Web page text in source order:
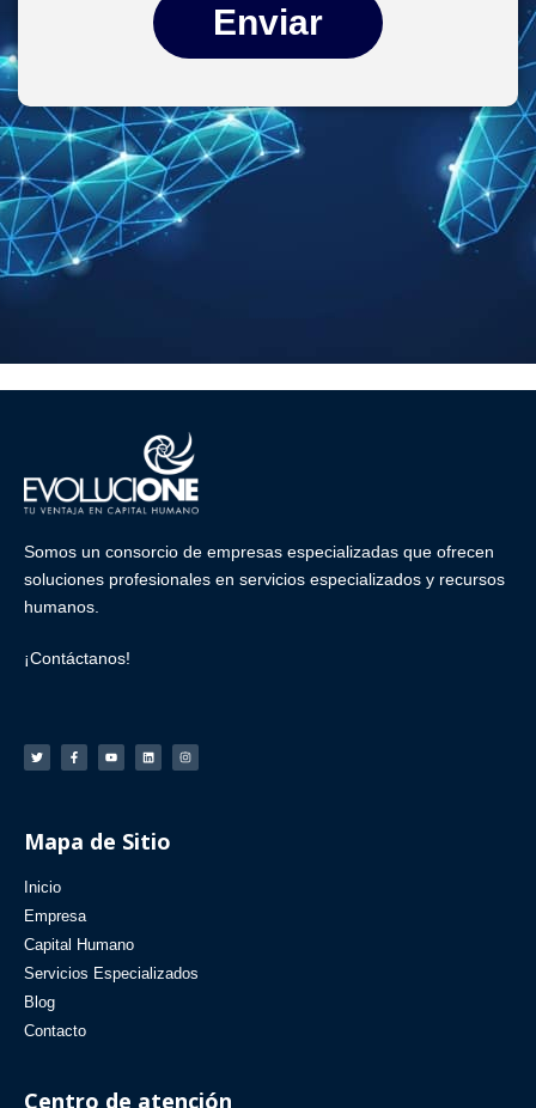
Enviar
Somos un consorcio de empresas especializadas que ofrecen
soluciones profesionales en servicios especializados y recursos
humanos
¡Contáctanos!
Mapa de Sitio
Inicio
Empresa
Capital Humano
Servicios Especializados
Blog
Contacto
Centro de atención